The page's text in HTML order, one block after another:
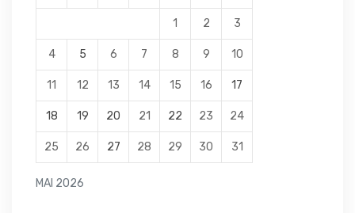
MAI 2026
1 2 3
4 5 6 7 8 9 10
11 12 13 14 15 16 17
18 19 20 21 22 23 24
25 26 27 28 29 30 31